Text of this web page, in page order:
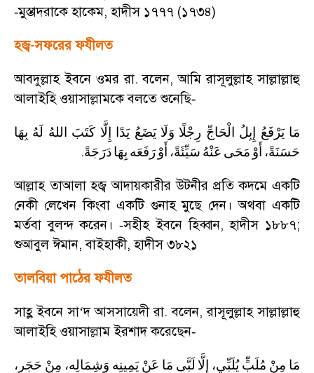
-মুস্তাদরাকে হাকেম,হাদীস ১৭৭৭ (১৭৩৪)
হজ্ব-সফরের ফযীলত
আবদুল্লাহ ইবনে ওমর রা. বলেন,আমি রাসূলুল্লাহ সাল্লাল্লাহু
আলাইহি ওয়াসাল্লামকে বলতে শুনেছি-
مَا يَرْفَعُ إِبِلُ الْحَاجِّ رِجْلًا وَلَا يَضَعُ يَدًا إِلَّا كَتَبَ اللهُ لَهُ بِهَا
حَسَنَةً، أَوْ مَحَى عَنْهُ سَيِّئَةً، أَوْرَفَعَه بِهَادَرَجَةً.
আল্লাহ তাআলা হজ্ব আদায়কারীর উটনীর প্রতি কদমে একটি
নেকী লেখেন কিংবা একটি গুনাহ মুছে দেন। অথবা একটি
মর্তবা বুলন্দ করেন।-সহীহ ইবনে হিব্বান,হাদীস ১৮৮৭;
শুআবুল ঈমান,বাইহাকী,হাদীস ৩৮২১
তালবিয়া পাঠের ফযীলত
সাহ্ল ইবনে সা‘দ আসসায়েদী রা. বলেন,রাসূলুল্লাহ সাল্লাল্লাহু
আলাইহি ওয়াসাল্লাম ইরশাদ করেছেন-
مَا مِنْ مُلَبٍّ يُلَبِّي، إِلَّا لَبَّى مَا عَنْ يَمِينِه وَشِمَالِه، مِنْ حَجَرٍ،